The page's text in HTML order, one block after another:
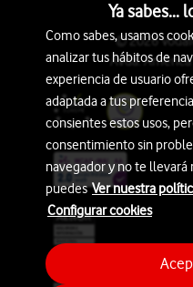
© 2026
Avda.
Ya sabes...
Como sabes, usamos
analizar tus hábitos de
experiencia de usuario
adaptada a tus
consientes estos usos,
consentimiento sin
navegador y no te llevará
puedesVer nuestra
Configurar cookies